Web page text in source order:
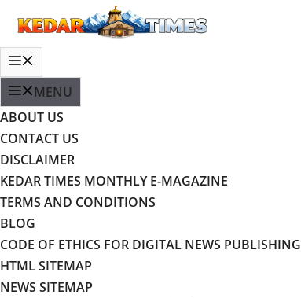
content
MENU
ABOUT US
CONTACT US
DISCLAIMER
KEDAR TIMES MONTHLY E-MAGAZINE
TERMS AND CONDITIONS
BLOG
CODE OF ETHICS FOR DIGITAL NEWS PUBLISHING
HTML SITEMAP
NEWS SITEMAP